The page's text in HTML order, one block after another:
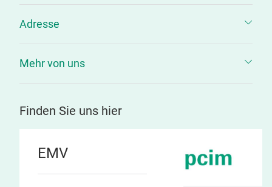
Adresse
Mehr von uns
Finden Sie uns hier
EMV